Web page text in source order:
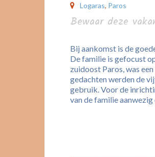
Logaras, Paros
Bewaar deze
Bij aankomst is de
De familie is gefocust
zuidoost Paros, was
gedachten werden de
gebruik. Voor de
van de familie